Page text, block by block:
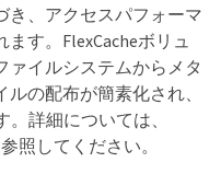
き、アクセスパフォーマ
す。FlexCacheボリュ
ァイルシステムからメタ
の配布が簡素化され、
詳細については、
照してください。